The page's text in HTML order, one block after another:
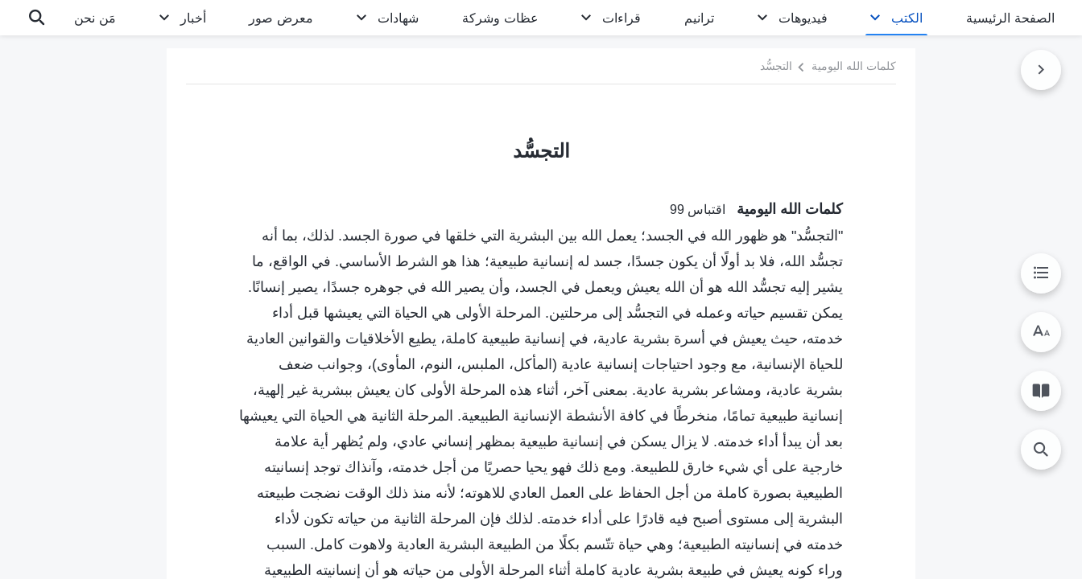
الصفحة الرئيسية الكتب فيديوهات ترانيم قراءات عظات وشركة شهادات معرض صور أخبار مَن نحن
كلمات الله اليومية التجسُّد
التجسُّد
كلمات الله اليومية اقتباس 99
"التجسُّد" هو ظهور الله في الجسد؛ يعمل الله بين البشرية التي خلقها في صورة الجسد. لذلك، بما أنه
تجسُّد الله، فلا بد أولًا أن يكون جسدًا، جسد له إنسانية طبيعية؛ هذا هو الشرط الأساسي. في الواقع، ما
يشير إليه تجسُّد الله هو أن الله يعيش ويعمل في الجسد، وأن يصير الله في جوهره جسدًا، يصير إنسانًا.
يمكن تقسيم حياته وعمله في التجسُّد إلى مرحلتين. المرحلة الأولى هي الحياة التي يعيشها قبل أداء
خدمته، حيث يعيش في أسرة بشرية عادية، في إنسانية طبيعية كاملة، يطيع الأخلاقيات والقوانين العادية
للحياة الإنسانية، مع وجود احتياجات إنسانية عادية (المأكل، الملبس، النوم، المأوى)، وجوانب ضعف
بشرية عادية، ومشاعر بشرية عادية. بمعنى آخر، أثناء هذه المرحلة الأولى كان يعيش ببشرية غير إلهية،
إنسانية طبيعية تمامًا، منخرطًا في كافة الأنشطة الإنسانية الطبيعية. المرحلة الثانية هي الحياة التي يعيشها
بعد أن يبدأ أداء خدمته. لا يزال يسكن في إنسانية طبيعية بمظهر إنساني عادي، ولم يُظهر أية علامة
خارجية على أي شيء خارق للطبيعة. ومع ذلك فهو يحيا حصريًا من أجل خدمته، وآنذاك توجد إنسانيته
الطبيعية بصورة كاملة من أجل الحفاظ على العمل العادي للاهوته؛ لأنه منذ ذلك الوقت نضجت طبيعته
البشرية إلى مستوى أصبح فيه قادرًا على أداء خدمته. لذلك فإن المرحلة الثانية من حياته تكون لأداء
خدمته في إنسانيته الطبيعية؛ وهي حياة تتّسم بكلًا من الطبيعة البشرية العادية ولاهوت كامل. السبب
وراء كونه يعيش في طبيعة بشرية عادية كاملة أثناء المرحلة الأولى من حياته هو أن إنسانيته الطبيعية